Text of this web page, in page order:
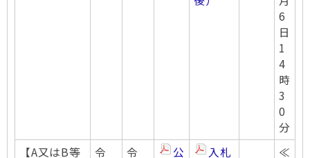
6
日
1
4
時
3
0
分
【A又はB等
令
令
公
入札
≪